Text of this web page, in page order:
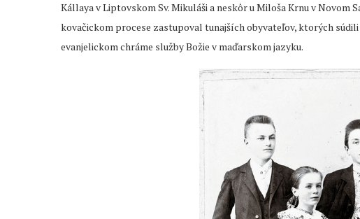
Kállaya v Liptovskom Sv. Mikuláši a neskôr u Miloša Krnu v Novom
kovačickom procese zastupoval tunajších obyvateľov, ktorých
evanjelickom chráme služby Božie v maďarskom jazyku.